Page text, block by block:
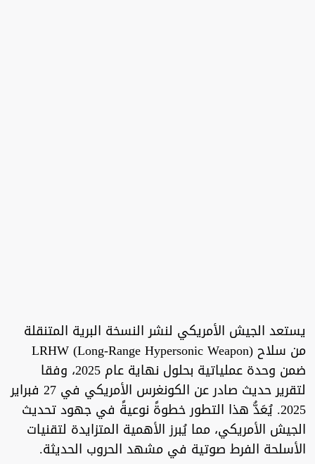
يستعد الجيش الأمريكي لنشر النسخة البرية المتنقلة
من سلاح LRHW (Long-Range Hypersonic Weapon)
ضمن وحدة عملياتية بحلول نهاية عام 2025، وفقا
لتقرير حديث صادر عن الكونغرس الأمريكي في 27 فبراير
2025. يُعَدُّ هذا التطور خطوةً نوعيةً في جهود تحديث
الجيش الأمريكي، مما يُبرز الأهمية المتزايدة لتقنيات
الأسلحة الفرط صوتية في مشهد الحروب الحديثة.